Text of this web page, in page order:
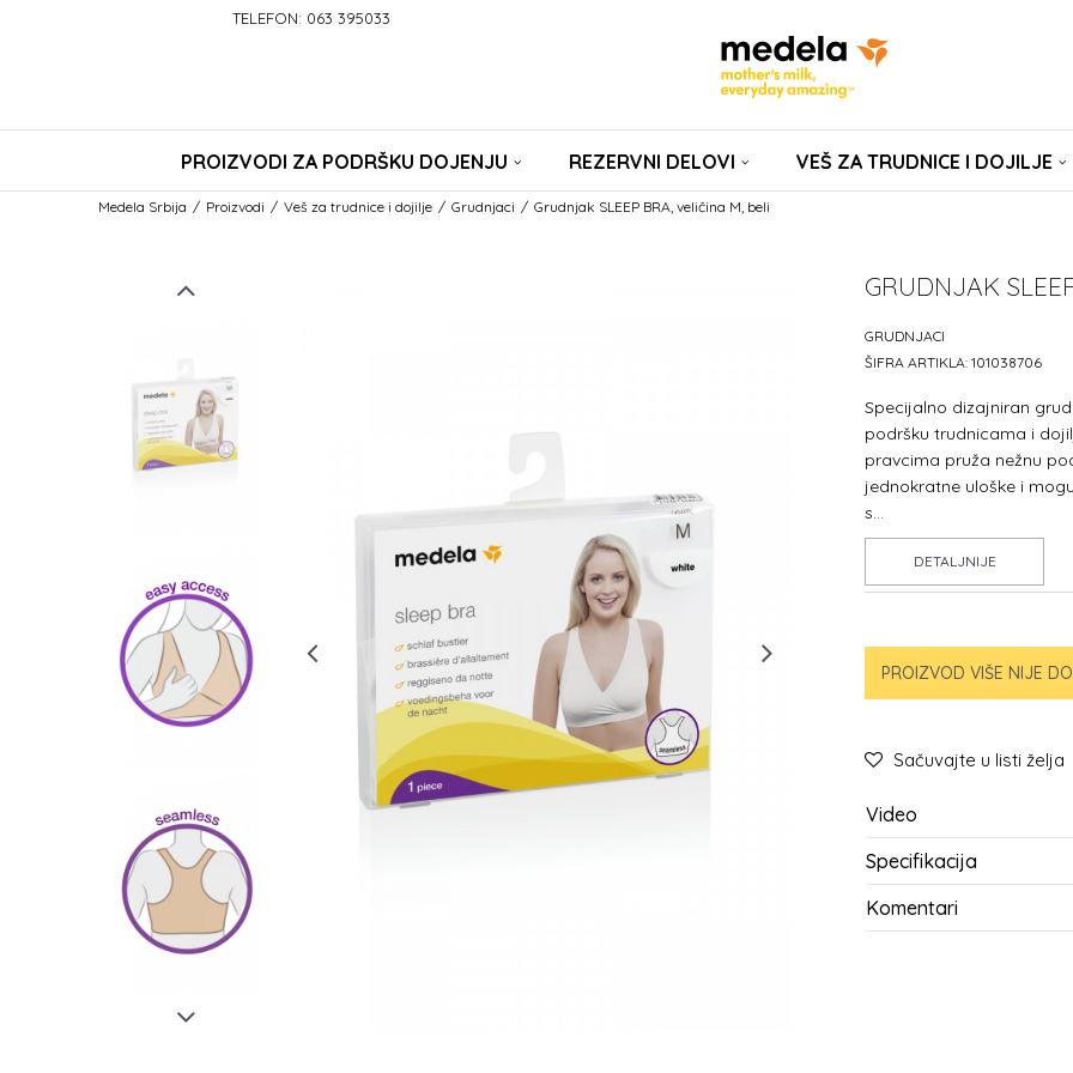
TELEFON: 063 395033
PROIZVODI ZA PODRŠKU DOJENJU REZERVNI DELOVI VEŠ ZA TRUDNICE I DOJILJE
Medela Srbija Proizvodi Veš za trudnice i dojilje Grudnjaci Grudnjak SLEEP BRA, veličina M, beli
GRUDNJAK
GRUDNJACI
ŠIFRA ARTIKLA: 101038706
Specijalno dizajniran
podršku trudnicama i
pravcima pruža nežnu
jednokratne uloške i
s...
DETALJNIJE
PROIZVOD VIŠE NIJE
Sačuvajte u listi želja
Video
Specifikacija
Komentari